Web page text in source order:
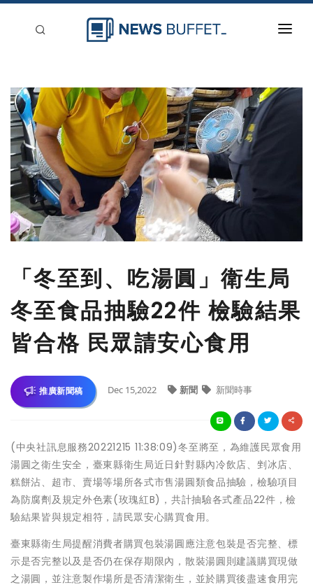
新聞稿分類
登入
刊登
「冬至到、吃湯圓」衛生局
冬至食品抽驗22件 檢驗結果
皆合格 民眾請安心食用
推廣新聞稿 Dec 15,2022 新聞 新聞時事
(中央社訊息服務20221215 11:38:09)冬至將至，為維護民眾食用
湯圓之衛生安全，臺東縣衛生局近日針對縣內冷飲店、剉冰店、
糕餅沾、超市、賣場等場所各式市售湯圓類食品抽驗，檢驗項目
為防腐劑及規定外色素(玫瑰紅B)，共計抽驗各式產品22件，檢
驗結果皆與規定相符，請民眾安心購買食用。
臺東縣衛生局提醒消費者購買包裝湯圓應注意包裝是否完整、標
示是否完整以及是否仍在保存期限內，散裝湯圓則建議購買現做
之湯圓，並注意製作場所是否清潔衛生，並於購買後盡速食用完